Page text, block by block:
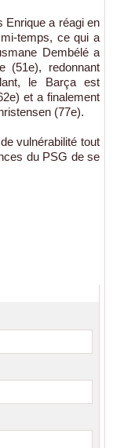
Enrique a réagi en
temps, ce qui a
Dembélé a
(51e), redonnant
le Barça est
et a finalement
(77e).
vulnérabilité tout
du PSG de se